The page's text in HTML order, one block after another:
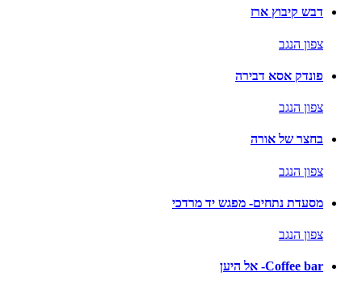
דבש קיבוץ ארז
צפון הנגב
פונדק אסא דבירה
צפון הנגב
בחצר של אורה
צפון הנגב
מסעדת נתחים- מפגש יד מרדכי
צפון הנגב
Coffee bar- אל היען